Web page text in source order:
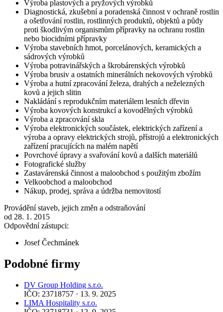
Výroba plastových a pryžových výrobků
Diagnostická, zkušební a poradenská činnost v ochraně rostlin
a ošetřování rostlin, rostlinných produktů, objektů a půdy
proti škodlivým organismům přípravky na ochranu rostlin
nebo biocidními přípravky
Výroba stavebních hmot, porcelánových, keramických a
sádrových výrobků
Výroba potravinářských a škrobárenských výrobků
Výroba brusiv a ostatních minerálních nekovových výrobků
Výroba a hutní zpracování železa, drahých a neželezných
kovů a jejich slitin
Nakládání s reprodukčním materiálem lesních dřevin
Výroba kovových konstrukcí a kovodělných výrobků
Výroba a zpracování skla
Výroba elektronických součástek, elektrických zařízení a
výroba a opravy elektrických strojů, přístrojů a elektronických
zařízení pracujících na malém napětí
Povrchové úpravy a svařování kovů a dalších materiálů
Fotografické služby
Zastavárenská činnost a maloobchod s použitým zbožím
Velkoobchod a maloobchod
Nákup, prodej, správa a údržba nemovitostí
Provádění staveb, jejich změn a odstraňování
od 28. 1. 2015
Odpovědní zástupci:
Josef Čechmánek
Podobné firmy
DV Group Holding s.r.o.
IČO: 23718757 · 13. 9. 2025
LIMA Hospitality s.r.o.